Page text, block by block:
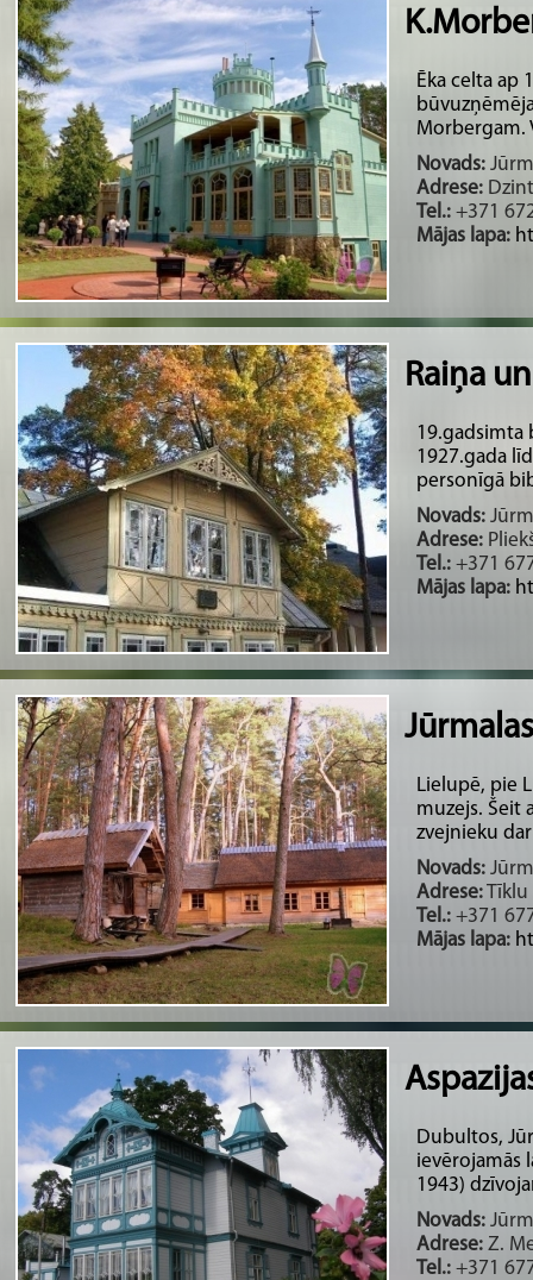
Ēka celta ap
Morbergam.
Novads:
Adrese:
Tel.: +371
Mājas lapa:
Raiņa
19.gadsimta
1927.gada
personīgā
Novads:
Adrese:
Tel.: +371
Mājas lapa:
Lielupē, pie
muzejs. Šeit
zvejnieku
Novads:
Adrese:Tīklu
Tel.: +371
Mājas lapa:
Dubultos,
ievērojamās
1943)
Novads:
Adrese: Z.
Tel.: +371